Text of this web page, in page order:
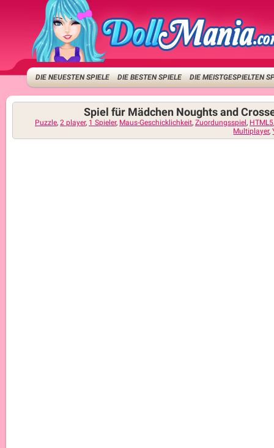
DIE NEUESTEN SPIELE DIE BESTEN SPIELE DIE MEISTGESPIELTEN
Spiel für Mädchen Noughts and
Puzzle, 2 player, 1 Spieler, Maus-Geschicklichkeit, Zuordungsspiel , HTML5
Multiplayer,